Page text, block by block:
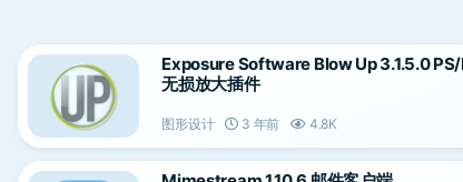
Exposure Software Blow Up 3.1.5.0
无损放大插件
图形设计 3 年前 4.8K